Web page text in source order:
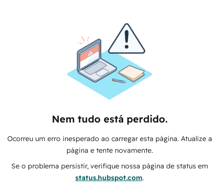
Nem tudo está perdido.
Ocorreu um erro inesperado ao carregar esta página. Atualize a
página e tente novamente.
Se o problema persistir, verifique nossa página de status em
status.hubspot.com.